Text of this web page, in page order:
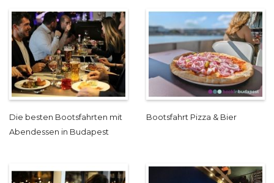
Die besten Bootsfahrten mit
Abendessen in Budapest
Bootsfahrt Pizza & Bier